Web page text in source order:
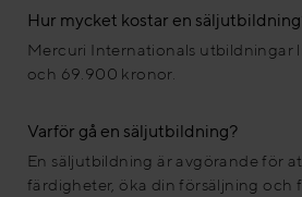
Hur mycket kostar en
Mercuri Internationals utbildningar
och 69.900 kronor.
Varför gå en säljutbildning?
En säljutbildning är avgörande för
färdigheter, öka din försäljning och